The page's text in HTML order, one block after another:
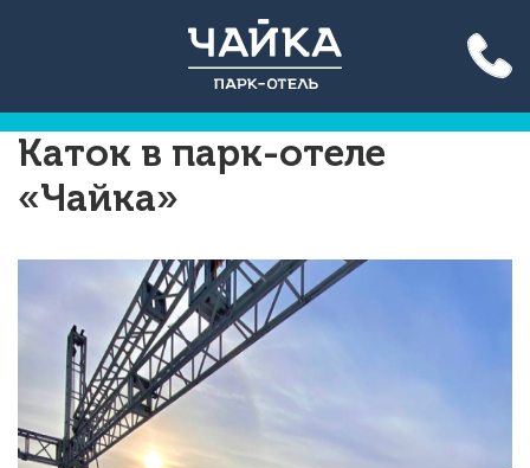
Акция до конца лета: вход
на бассейн 500 руб. для всех!
Подробнее >>
Каток в парк-отеле
«Чайка»